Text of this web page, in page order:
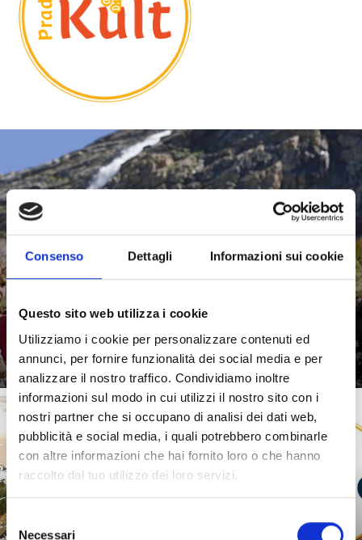
Consenso Dettagli Informazioni sui cookie
Questo sito web utilizza i cookie
Utilizziamo i cookie per personalizzare contenuti ed
annunci, per fornire funzionalità dei social media e per
analizzare il nostro traffico. Condividiamo inoltre
informazioni sul modo in cui utilizzi il nostro sito con i
nostri partner che si occupano di analisi dei dati web,
pubblicità e social media, i quali potrebbero combinarle
con altre informazioni che hai fornito loro o che hanno
raccolto dal tuo utilizzo dei loro servizi.
Selezione
Necessari
ESCURSIONI GUIDATE CON PRAD HIKE
GEFÜHRTE TOUREN MIT PRAD BIKE